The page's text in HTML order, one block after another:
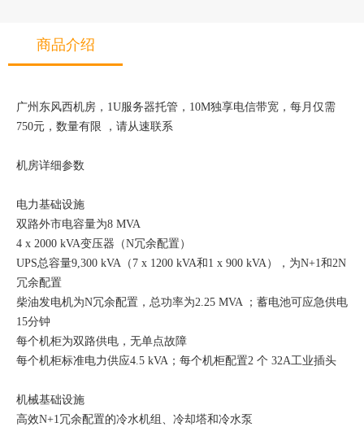
商品介绍
广州东风西机房，1U服务器托管，10M独享电信带宽，每月仅需
750元，数量有限 ，请从速联系
机房详细参数
电力基础设施
双路外市电容量为8 MVA
4 x 2000 kVA变压器（N冗余配置）
UPS总容量9,300 kVA（7 x 1200 kVA和1 x 900 kVA），为N+1和2N
冗余配置
柴油发电机为N冗余配置，总功率为2.25 MVA ；蓄电池可应急供电
15分钟
每个机柜为双路供电，无单点故障
每个机柜标准电力供应4.5 kVA；每个机柜配置2 个 32A工业插头
机械基础设施
高效N+1冗余配置的冷水机组、冷却塔和冷水泵